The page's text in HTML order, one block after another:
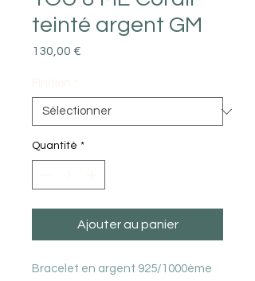
teinté argent GM
130,00 €
Quantité *
Ajouter au panier
Bracelet en argent 925/1000ème